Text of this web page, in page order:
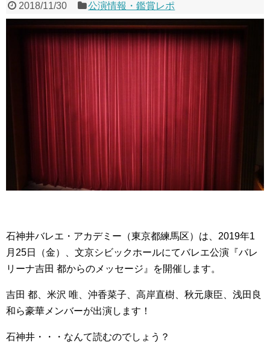
2018/11/30 公演情報・鑑賞レポ
石神井バレエ・アカデミー（東京都練馬区）は、2019年1
月25日（金）、文京シビックホールにてバレエ公演『バレ
リーナ吉田 都からのメッセージ』を開催します。
吉田 都、米沢 唯、沖香菜子、高岸直樹、秋元康臣、浅田良
和ら豪華メンバーが出演します！
石神井・・・なんて読むのでしょう？